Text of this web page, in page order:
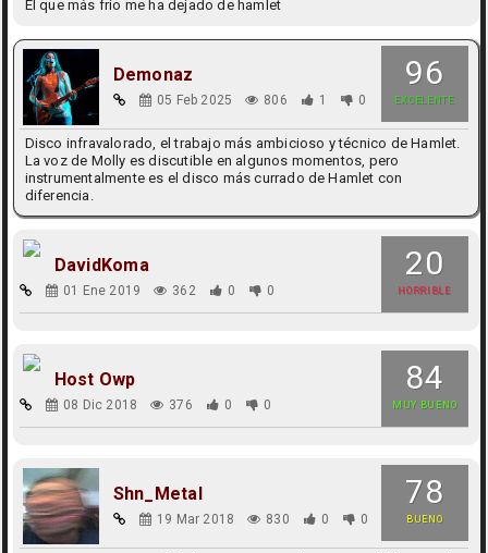
El que más frio me ha dejado de hamlet
96
EXCELENTE
Demonaz
05 Feb 2025 806 1 0
Disco infravalorado, el trabajo más ambicioso y técnico de Hamlet.
La voz de Molly es discutible en algunos momentos, pero
instrumentalmente es el disco más currado de Hamlet con
diferencia.
20
HORRIBLE
DavidKoma
01 Ene 2019 362 0 0
84
MUY BUENO
Host Owp
08 Dic 2018 376 0 0
78
BUENO
Shn_Metal
19 Mar 2018 830 0 0